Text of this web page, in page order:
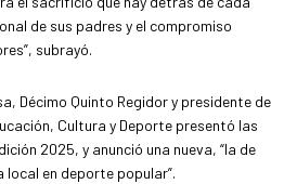
de sus padres y el compromiso
subrayó.
Décimo Quinto Regidor y presidente de
Cultura y Deporte presentó las
2025, y anunció una nueva, “la de
en deporte popular”.